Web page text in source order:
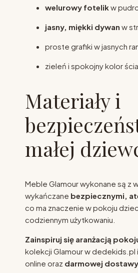
welurowy fotelikw
jasny, miękki dywan w
proste grafiki w jasnych
zieleń i spokojny kolor
Materiały i
małej
Meble Glamour wykonane są z
wykańczane bezpiecznymi,
co ma znaczenie w pokoju
codziennym użytkowaniu.
Zainspiruj się aranżacją
kolekcji Glamour w
online oraz darmowej dostawy